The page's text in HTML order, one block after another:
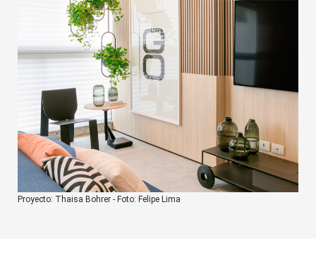
Proyecto: Thaisa Bohrer - Foto: Felipe Lima